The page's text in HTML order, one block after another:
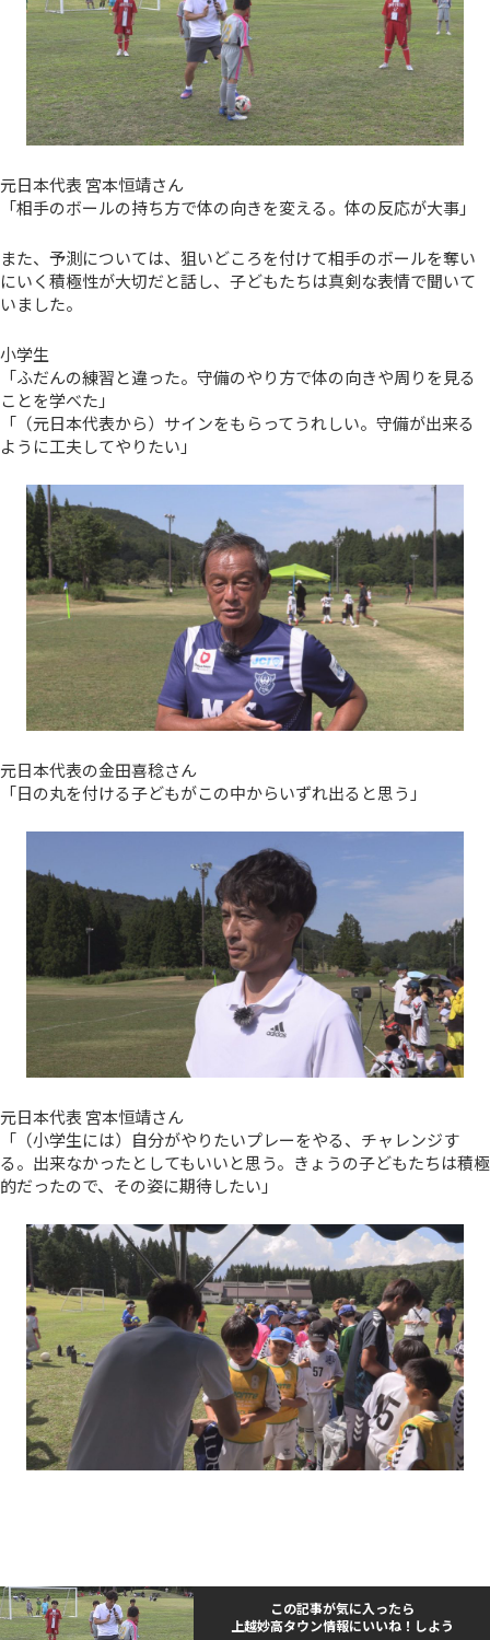
元日本代表 宮本恒靖さん
「相手のボールの持ち方で体の向きを変える。体の反応が大事」
また、予測については、狙いどころを付けて相手のボールを奪い
にいく積極性が大切だと話し、子どもたちは真剣な表情で聞いて
いました。
小学生
「ふだんの練習と違った。守備のやり方で体の向きや周りを見る
ことを学べた」
「（元日本代表から）サインをもらってうれしい。守備が出来る
ように工夫してやりたい」
元日本代表の金田喜稔さん
「日の丸を付ける子どもがこの中からいずれ出ると思う」
元日本代表 宮本恒靖さん
「（小学生には）自分がやりたいプレーをやる、チャレンジす
る。出来なかったとしてもいいと思う。きょうの子どもたちは積極
的だったので、その姿に期待したい」
この記事が気に入ったら
上越妙高タウン情報にいいね！しよう